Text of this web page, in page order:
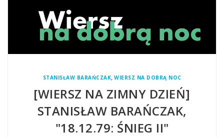
STANISŁAW BARAŃCZAK, WIERSZ NA DOBRĄ NOC
[WIERSZ NA ZIMNY DZIEŃ]
STANISŁAW BARAŃCZAK,
"18.12.79: ŚNIEG II"